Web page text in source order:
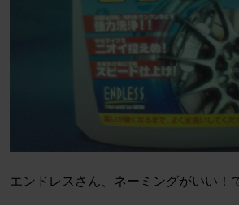
エンドレスさん、ネーミングがいい！